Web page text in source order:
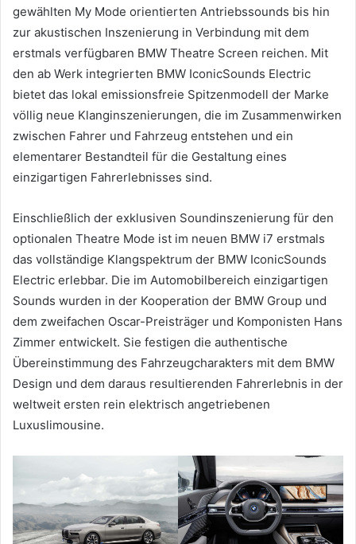
gewählten My Mode orientierten Antriebssounds bis hin
zur akustischen Inszenierung in Verbindung mit dem
erstmals verfügbaren BMW Theatre Screen reichen. Mit
den ab Werk integrierten BMW IconicSounds Electric
bietet das lokal emissionsfreie Spitzenmodell der Marke
völlig neue Klanginszenierungen, die im Zusammenwirken
zwischen Fahrer und Fahrzeug entstehen und ein
elementarer Bestandteil für die Gestaltung eines
einzigartigen Fahrerlebnisses sind.
Einschließlich der exklusiven Soundinszenierung für den
optionalen Theatre Mode ist im neuen BMW i7 erstmals
das vollständige Klangspektrum der BMW IconicSounds
Electric erlebbar. Die im Automobilbereich einzigartigen
Sounds wurden in der Kooperation der BMW Group und
dem zweifachen Oscar-Preisträger und Komponisten Hans
Zimmer entwickelt. Sie festigen die authentische
Übereinstimmung des Fahrzeugcharakters mit dem BMW
Design und dem daraus resultierenden Fahrerlebnis in der
weltweit ersten rein elektrisch angetriebenen
Luxuslimousine.